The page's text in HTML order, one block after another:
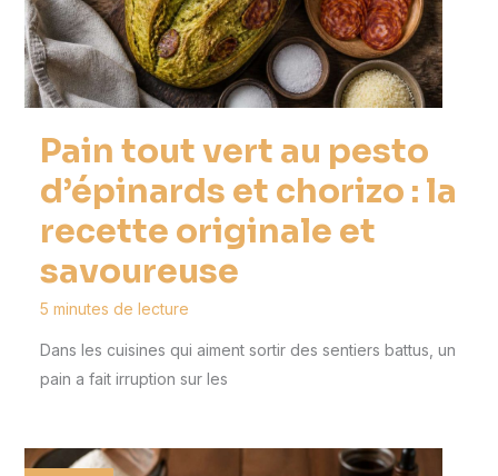
Pain tout vert au pesto
d’épinards et chorizo : la
recette originale et
savoureuse
5 minutes de lecture
Dans les cuisines qui aiment sortir des sentiers battus, un
pain a fait irruption sur les